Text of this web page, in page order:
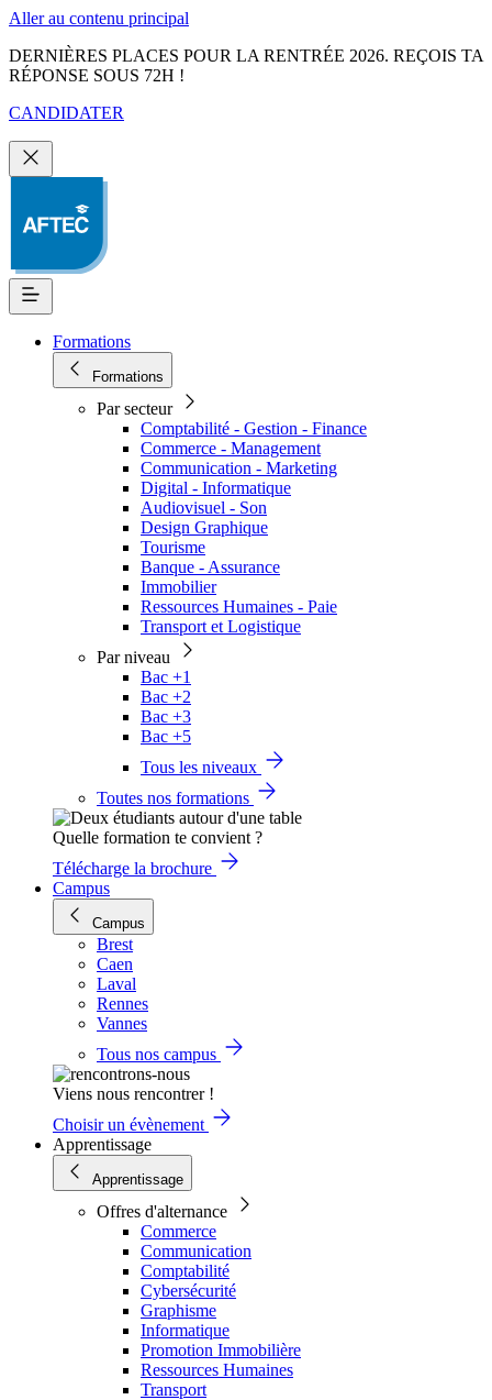
Aller au contenu principal
DERNIÈRES PLACES POUR LA RENTRÉE 2026. REÇOIS TA
RÉPONSE SOUS 72H !
CANDIDATER
Formations
Formations
Par secteur
Comptabilité - Gestion - Finance
Commerce - Management
Communication - Marketing
Digital - Informatique
Audiovisuel - Son
Design Graphique
Tourisme
Banque - Assurance
Immobilier
Ressources Humaines - Paie
Transport et Logistique
Par niveau
Bac +1
Bac +2
Bac +3
Bac +5
Tous les niveaux
Toutes nos formations
Quelle formation te convient ?
Télécharge la brochure
Campus
Campus
Brest
Caen
Laval
Rennes
Vannes
Tous nos campus
Viens nous rencontrer !
Choisir un évènement
Apprentissage
Apprentissage
Offres d'alternance
Commerce
Communication
Comptabilité
Cybersécurité
Graphisme
Informatique
Promotion Immobilière
Ressources Humaines
Transport